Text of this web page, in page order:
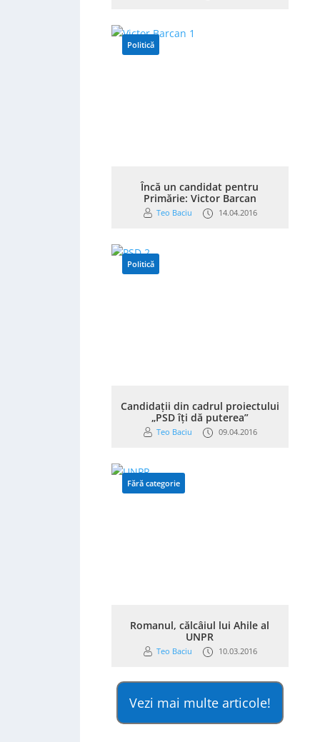
Politică
Încă un candidat pentru
Primărie: Victor Barcan
Teo Baciu 14.04.2016
Politică
Candidații din cadrul proiectului
„PSD îți dă puterea”
Teo Baciu 09.04.2016
Fără categorie
Romanul, călcâiul lui Ahile al
UNPR
Teo Baciu 10.03.2016
Vezi mai multe articole!